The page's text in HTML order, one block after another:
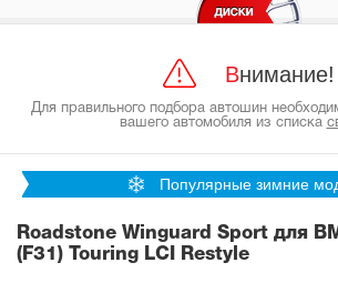
Внимание!
Для правильного подбора автошин
вашего автомобиля из списка
Популярные зимние
Roadstone Winguard Sport для
(F31) Touring LCI Restyle